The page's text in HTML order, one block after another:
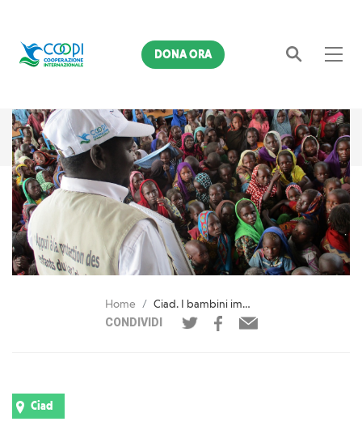
Cerca
DONA ORA
Home
Ciad. I bambini imparano a fare rispettare i loro diritti
CONDIVIDI
Ciad